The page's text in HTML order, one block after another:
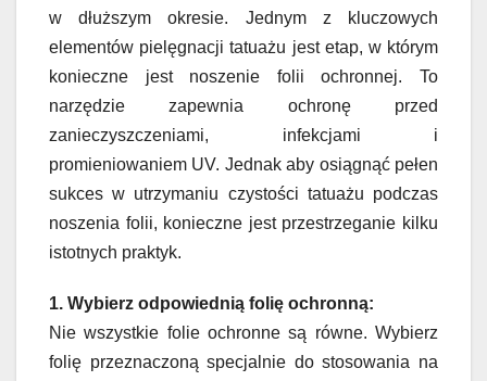
w dłuższym okresie. Jednym z kluczowych
elementów pielęgnacji tatuażu jest etap, w którym
konieczne jest noszenie folii ochronnej. To
narzędzie zapewnia ochronę przed
zanieczyszczeniami, infekcjami i
promieniowaniem UV. Jednak aby osiągnąć pełen
sukces w utrzymaniu czystości tatuażu podczas
noszenia folii, konieczne jest przestrzeganie kilku
istotnych praktyk.
1. Wybierz odpowiednią folię ochronną:
Nie wszystkie folie ochronne są równe. Wybierz
folię przeznaczoną specjalnie do stosowania na